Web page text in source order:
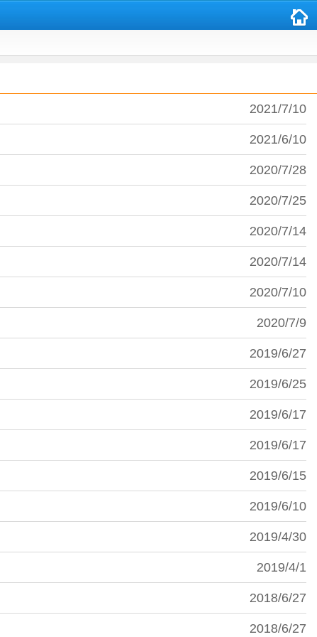
2021/7/10
2021/6/10
2020/7/28
2020/7/25
2020/7/14
2020/7/14
2020/7/10
2020/7/9
2019/6/27
2019/6/25
2019/6/17
2019/6/17
2019/6/15
2019/6/10
2019/4/30
2019/4/1
2018/6/27
2018/6/27